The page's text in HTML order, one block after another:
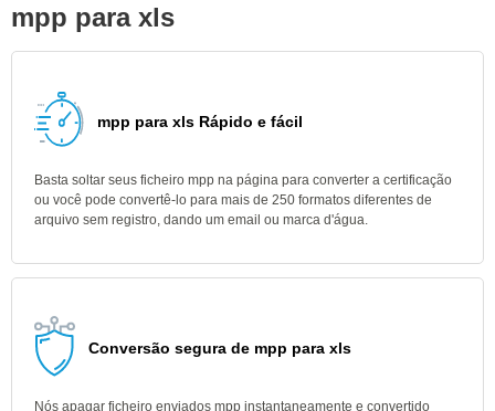
mpp para xls
mpp para xls Rápido e fácil
Basta soltar seus ficheiro mpp na página para converter a certificação
ou você pode convertê-lo para mais de 250 formatos diferentes de
arquivo sem registro, dando um email ou marca d'água.
Conversão segura de mpp para xls
Nós apagar ficheiro enviados mpp instantaneamente e convertido